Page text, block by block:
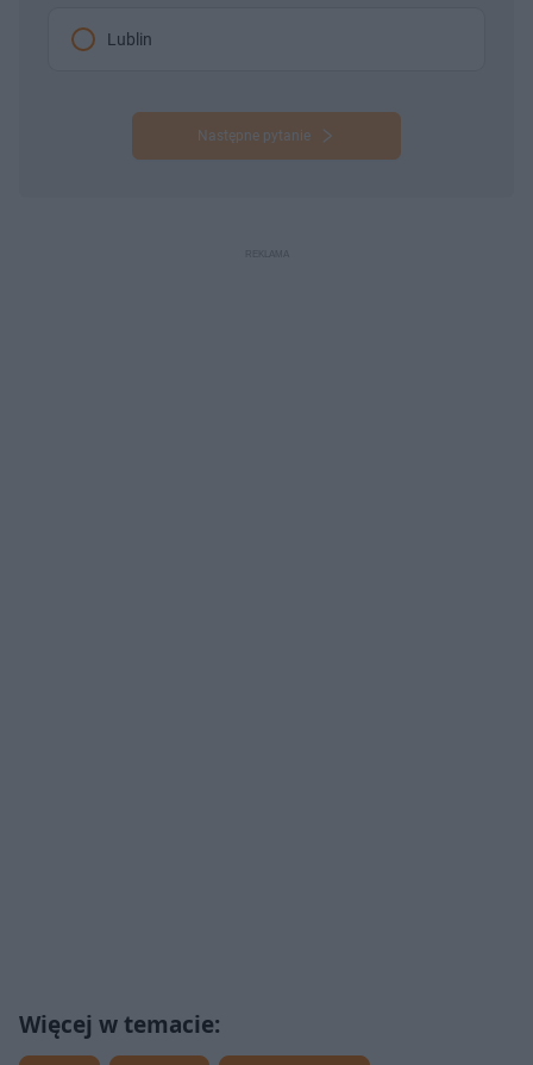
Lublin
Następne pytanie